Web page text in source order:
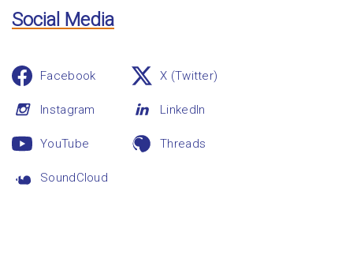
Social Media
Facebook
Instagram
YouTube
SoundCloud
X (Twitter)
LinkedIn
Threads